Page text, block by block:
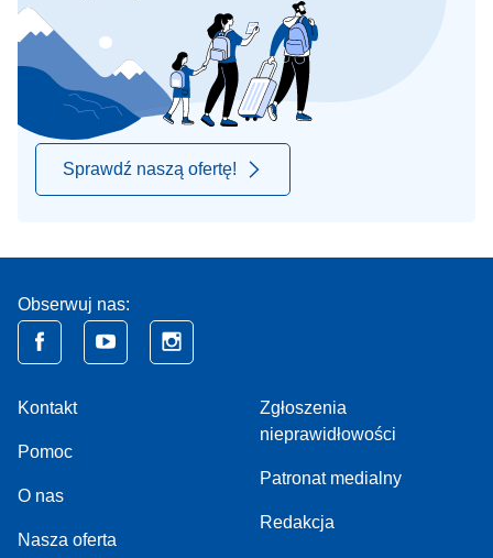
Sprawdź naszą ofertę!
Obserwuj nas:
Kontakt
Pomoc
O nas
Nasza oferta
Zgłoszenia
nieprawidłowości
Patronat medialny
Redakcja